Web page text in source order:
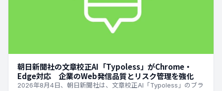
朝日新聞社の文章校正AI「Typoless」がChrome・
Edge対応 企業のWeb発信品質とリスク管理を強化
2026年8月4日、朝日新聞社は、文章校正AI「Typoless」のブラ